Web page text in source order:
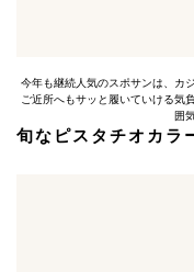
今年も継続人気のスポサンは、カ
ご近所へもサッと履いていける気
囲
旬なピスタチオカラ